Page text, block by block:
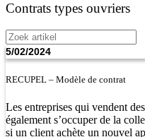
Contrats types ouvriers
Zoek
artikel
5/02/2024
RECUPEL – Modèle de contrat
Les entreprises qui vendent
également s’occuper de la
si un client achète un nouvel